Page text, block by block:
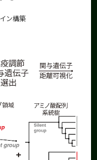
ン構築